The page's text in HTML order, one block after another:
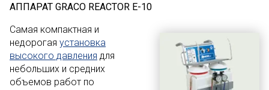
АППАРАТ GRACO REACTOR E-10
Самая компактная и
недорогая установка
высокого давления для
небольших и средних
объемов работ по